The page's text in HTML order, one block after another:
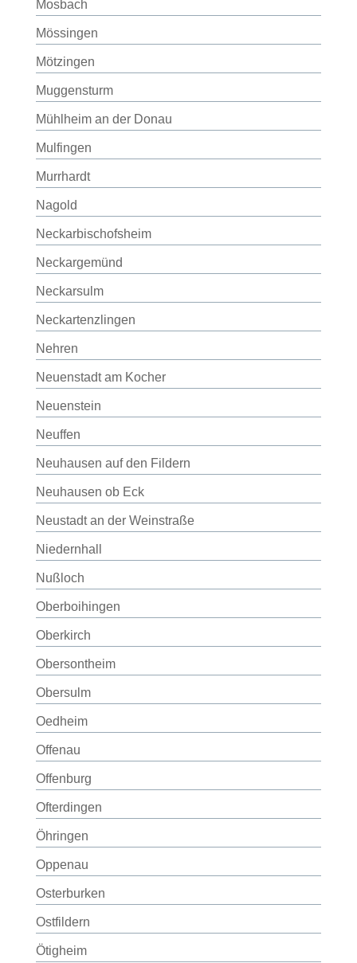
Mosbach
Mössingen
Mötzingen
Muggensturm
Mühlheim an der Donau
Mulfingen
Murrhardt
Nagold
Neckarbischofsheim
Neckargemünd
Neckarsulm
Neckartenzlingen
Nehren
Neuenstadt am Kocher
Neuenstein
Neuffen
Neuhausen auf den Fildern
Neuhausen ob Eck
Neustadt an der Weinstraße
Niedernhall
Nußloch
Oberboihingen
Oberkirch
Obersontheim
Obersulm
Oedheim
Offenau
Offenburg
Ofterdingen
Öhringen
Oppenau
Osterburken
Ostfildern
Ötigheim